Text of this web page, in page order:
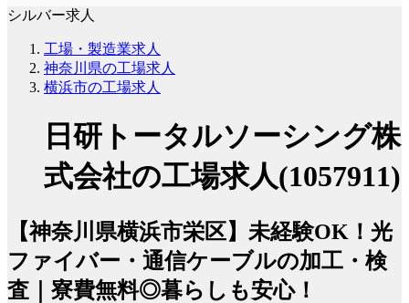
シルバー求人
工場・製造業求人
神奈川県の工場求人
横浜市の工場求人
日研トータルソーシング株
式会社の工場求人(1057911)
【神奈川県横浜市栄区】未経験OK！光
ファイバー・通信ケーブルの加工・検
査｜寮費無料◎暮らしも安心！